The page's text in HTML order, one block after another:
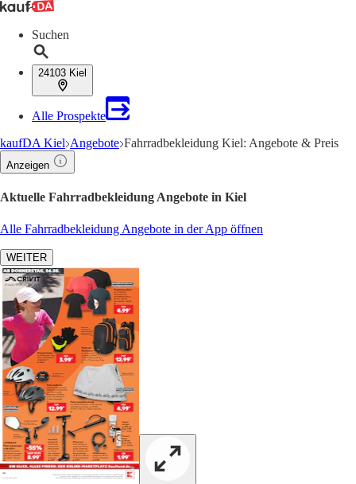
Suchen
24103 Kiel
Alle Prospekte
kaufDA Kiel Angebote Fahrradbekleidung Kiel: Angebote & Preis
Anzeigen
Aktuelle Fahrradbekleidung Angebote in Kiel
Alle Fahrradbekleidung Angebote in der App öffnen
WEITER